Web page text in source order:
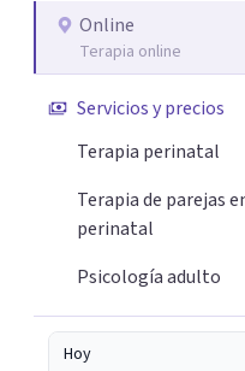
recursos personales y
congruente con tus
Online
Terapia online
Servicios y precios
Terapia perinatal
Terapia de parejas
perinatal
Psicología adulto
Hoy